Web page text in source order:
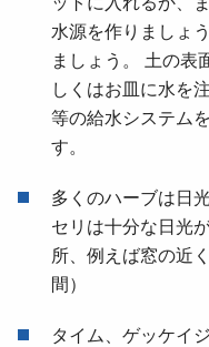
水源を作りましょ
ましょう。 土の表
しくはお皿に水を
等の給水システム
す。
多くのハーブは日
セリは十分な日光
所、例えば窓の近
間）
タイム、ゲッケイ